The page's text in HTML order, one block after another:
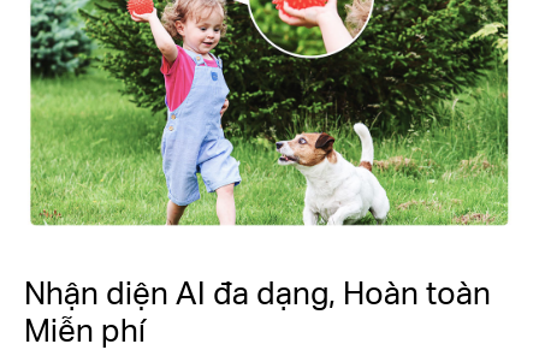
Nhận diện AI đa dạng, Hoàn toàn
Miễn phí